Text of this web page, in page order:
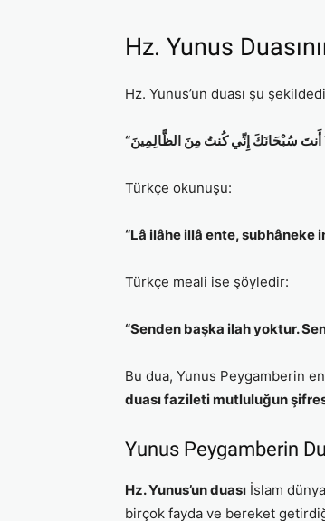
Hz. Yunus
Hz. Yunus’un duası şu
Türkçe okunuşu:
“Lâ ilâhe illâ ente, subhâneke
Türkçe meali ise şöyledir:
“Senden başka ilah yoktur.
Bu dua, Yunus Peygamberin en
duası fazileti mutluluğun
Yunus Peygamberin
Hz. Yunus’un duası İslam
birçok fayda ve bereket